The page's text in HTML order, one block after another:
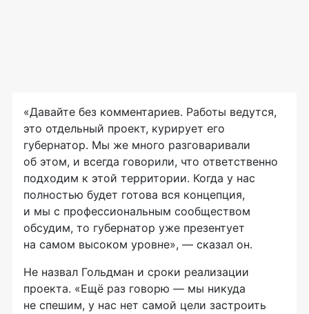
«Давайте без комментариев. Работы ведутся,
это отдельный проект, курирует его
губернатор. Мы же много разговаривали
об этом, и всегда говорили, что ответственно
подходим к этой территории. Когда у нас
полностью будет готова вся концепция,
и мы с профессиональным сообществом
обсудим, то губернатор уже презентует
на самом высоком уровне», — сказал он.
Не назвал Гольдман и сроки реализации
проекта. «Ещё раз говорю — мы никуда
не спешим, у нас нет самой цели застроить